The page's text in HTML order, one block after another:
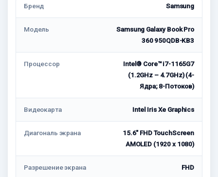
Бренд Samsung
Модель
Samsung Galaxy Book Pro
360 950QDB-KB3
Процессор
Intel® Core™ i7-1165G7
(1.2GHz – 4.7GHz) (4-
Ядра; 8-Потоков)
Видеокарта Intel Iris Xe Graphics
Диагональ экрана
15.6" FHD TouchScreen
AMOLED (1920 x 1080)
Разрешение экрана FHD